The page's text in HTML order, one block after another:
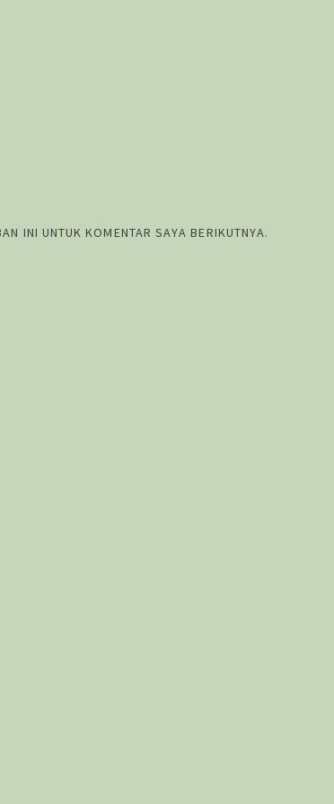
INI UNTUK KOMENTAR SAYA BERIKUTNYA.